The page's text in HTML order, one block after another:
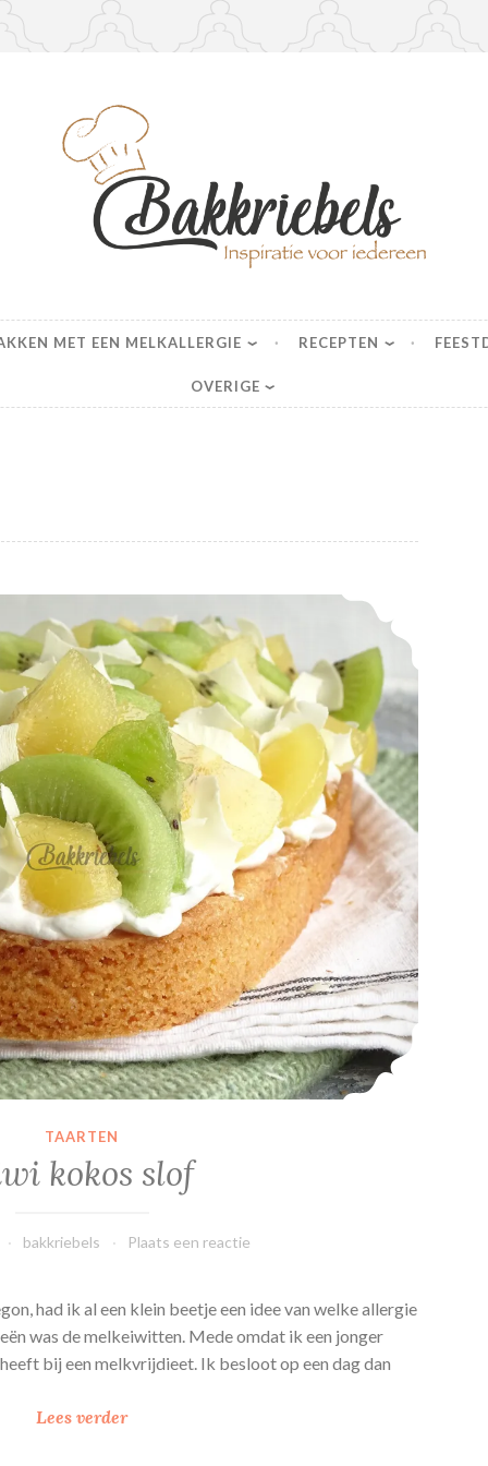
MET EEN MELKALLERGIE RECEPTEN
OVERIGE
Kiwi kokos slof
TAARTEN
kokos slof
bakkriebels Plaats een reactie
had ik al een klein beetje een idee van welke allergie
was de melkeiwitten. Mede omdat ik een jonger
bij een melkvrijdieet. Ik besloot op een dag dan
Lees verderK